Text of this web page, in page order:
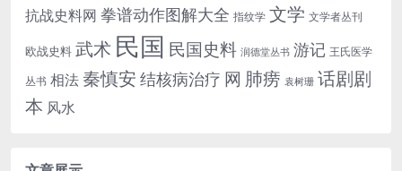
抗战史料网 拳谱动作图解大全 指纹学 文学 文学者丛刊
欧战史料 武术 民国 民国史料 润德堂丛书 游记 王氏医学
丛书 相法 秦慎安 结核病治疗 网 肺痨 袁树珊 话剧剧
本 风水